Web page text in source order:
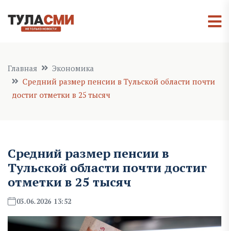
Главная
Экономика
Средний размер пенсии в Тульской области почти
достиг отметки в 25 тысяч
Средний размер пенсии в
Тульской области почти достиг
отметки в 25 тысяч
03.06.2026 13:52